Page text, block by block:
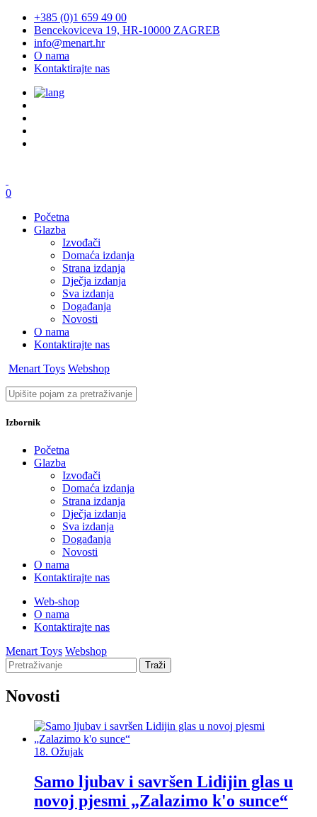
+385 (0)1 659 49 00
Bencekoviceva 19, HR-10000 ZAGREB
info@menart.hr
O nama
Kontaktirajte nas
0
Početna
Glazba
Izvođači
Domaća izdanja
Strana izdanja
Dječja izdanja
Sva izdanja
Događanja
Novosti
O nama
Kontaktirajte nas
Menart Toys Webshop
Izbornik
Početna
Glazba
Izvođači
Domaća izdanja
Strana izdanja
Dječja izdanja
Sva izdanja
Događanja
Novosti
O nama
Kontaktirajte nas
Web-shop
O nama
Kontaktirajte nas
Menart Toys Webshop
Traži
Novosti
18. Ožujak
Samo ljubav i savršen Lidijin glas u
novoj pjesmi „Zalazimo k'o sunce“